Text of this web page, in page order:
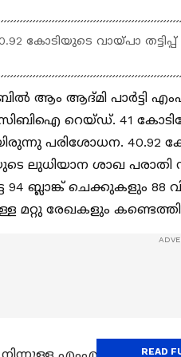
കോടിയുടെ വായ്പാ
ആം ആദ്മി പാർട്ടി
റെയ്ഡ്. 41
പരിശോധന. 40.92
ലുധിയാന ശാഖ പരാതി
94 ബ്ലാങ്ക്
മറ്റു രേഖകളും
എംഎൽഎ ആയREAD